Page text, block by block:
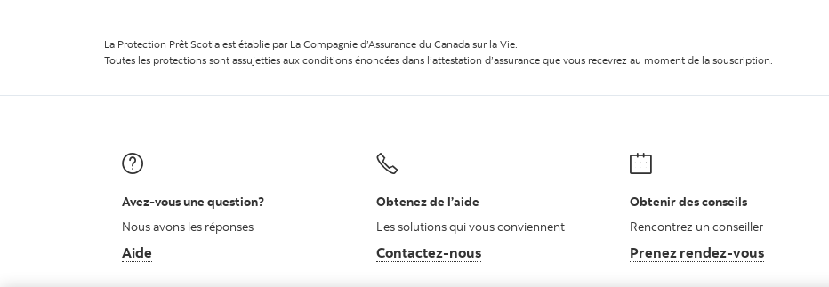
La Protection Prêt Scotia est établie par La Compagnie d’Assurance du Canada sur la Vie.
Toutes les protections sont assujetties aux conditions énoncées dans l’attestation d’assurance que vous recevrez au moment de la souscription.
Avez-vous une question?
Nous avons les réponses
Aide
Obtenez de l’aide
Les solutions qui vous conviennent
Contactez-nousAutres numéros, contactez-nous par téléphone
Obtenir des conseils
Rencontrez un conseiller
Prenez rendez-vous